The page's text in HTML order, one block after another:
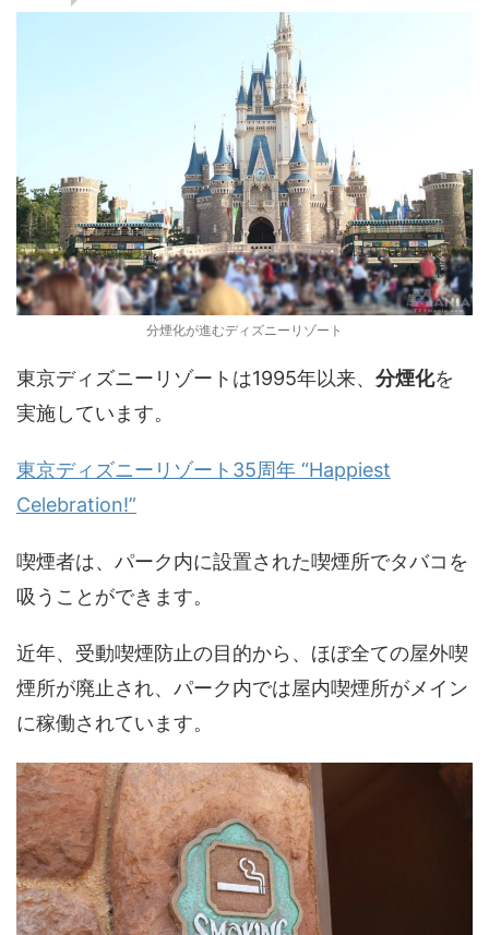
分煙化が進むディズニーリゾート
東京ディズニーリゾートは1995年以来、 分煙化を
実施しています。
東京ディズニーリゾート35周年 “Happiest
Celebration!”
喫煙者は、パーク内に設置された喫煙所でタバコを
吸うことができます。
近年、受動喫煙防止の目的から、ほぼ全ての屋外喫
煙所が廃止され、パーク内では屋内喫煙所がメイン
に稼働されています。